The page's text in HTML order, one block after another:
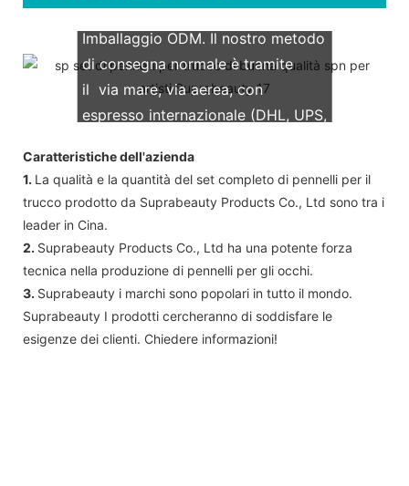
Supportiamo entrambi gli OEM &
Imballaggio ODM. Il nostro metodo
di consegna normale è tramite
il via mare, via aerea, con
espresso internazionale (DHL, UPS,
Caratteristiche dell'azienda
1. La qualità e la quantità del set completo di pennelli per il
trucco prodotto da Suprabeauty Products Co., Ltd sono tra i
leader in Cina.
2. Suprabeauty Products Co., Ltd ha una potente forza
tecnica nella produzione di pennelli per gli occhi.
3. Suprabeauty i marchi sono popolari in tutto il mondo.
Suprabeauty I prodotti cercheranno di soddisfare le
esigenze dei clienti. Chiedere informazioni!